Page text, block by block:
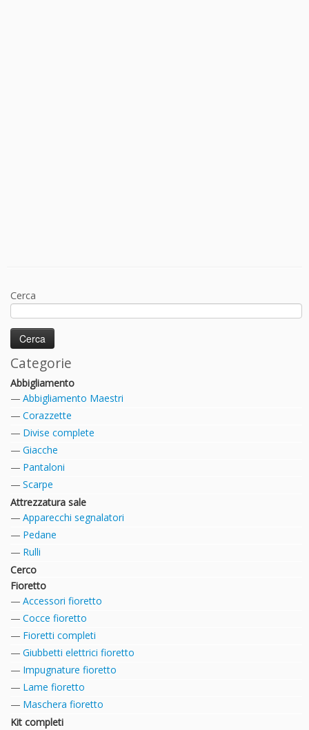
Cerca
Categorie
Abbigliamento
Abbigliamento Maestri
Corazzette
Divise complete
Giacche
Pantaloni
Scarpe
Attrezzatura sale
Apparecchi segnalatori
Pedane
Rulli
Cerco
Fioretto
Accessori fioretto
Cocce fioretto
Fioretti completi
Giubbetti elettrici fioretto
Impugnature fioretto
Lame fioretto
Maschera fioretto
Kit completi